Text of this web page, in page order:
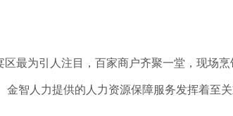
最为引人注目，百家商户齐聚一堂，现场烹
智人力提供的人力资源保障服务发挥着至